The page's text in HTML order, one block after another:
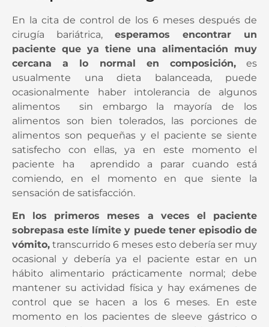
En la cita de control de los 6 meses después de
cirugía bariátrica, esperamos encontrar un
paciente que ya tiene una alimentación muy
cercana a lo normal en composición,es
usualmente una dieta balanceada, puede
ocasionalmente haber intolerancia de algunos
alimentos sin embargo la mayoría de los
alimentos son bien tolerados, las porciones de
alimentos son pequeñas y el paciente se siente
satisfecho con ellas, ya en este momento el
paciente ha aprendido a parar cuando está
comiendo, en el momento en que siente la
sensación de satisfacción.
En los primeros meses a veces el paciente
sobrepasa este límite y puede tener episodio de
vómito, transcurrido 6 meses esto debería ser muy
ocasional y debería ya el paciente estar en un
hábito alimentario prácticamente normal; debe
mantener su actividad física y hay exámenes de
control que se hacen a los 6 meses. En este
momento en los pacientes de sleeve gástrico o